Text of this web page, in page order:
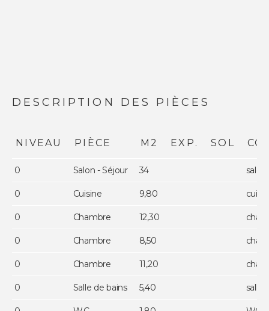
DESCRIPTION DES PIÈCES
NIVEAU PIÈCE M2 EXP. SOL
0 Salon - Séjour 34
0 Cuisine 9,80
0 Chambre 12,30
0 Chambre 8,50
0 Chambre 11,20
0 Salle de bains 5,40 salle